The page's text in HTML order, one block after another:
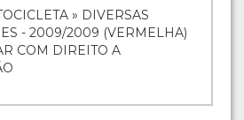
» DIVERSAS
- 2009/2009 (VERMELHA)
COM DIREITO A